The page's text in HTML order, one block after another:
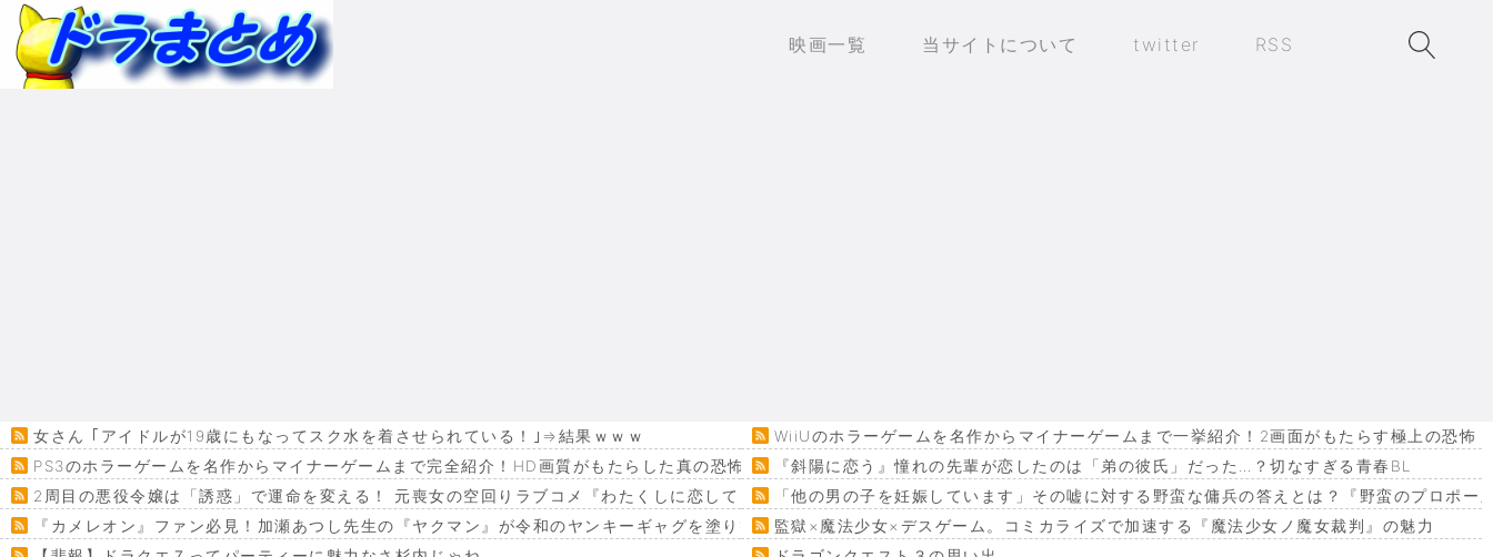
映画一覧 当サイトについて twitter RSS
女さん ｢アイドルが19歳にもなってスク水を着させられている！｣⇒結果ｗｗｗ
WiiUのホラーゲームを名作からマイナーゲームまで一挙紹介！2画面がもたらす極上の恐怖
PS3のホラーゲームを名作からマイナーゲームまで完全紹介！HD画質がもたらした真の恐怖…
『斜陽に恋う』憧れの先輩が恋したのは「弟の彼氏」だった…？切なすぎる青春BL
2周目の悪役令嬢は「誘惑」で運命を変える！ 元喪女の空回りラブコメ『わたくしに恋してください！』「他の男の子を妊娠しています」その嘘に対する野蛮な傭兵の答えとは？『野蛮のプロポー
『カメレオン』ファン必見！加瀬あつし先生の『ヤクマン』が令和のヤンキーギャグを塗り替える監獄×魔法少女×デスゲーム。コミカライズで加速する『魔法少女ノ魔女裁判』の魅力